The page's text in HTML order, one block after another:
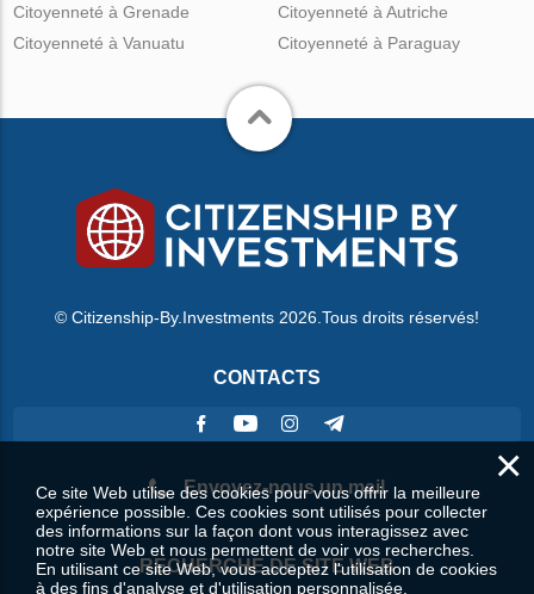
Citoyenneté à Grenade
Citoyenneté à Vanuatu
Citoyenneté à Autriche
Citoyenneté à Paraguay
© Citizenship-By.Investments 2026.Tous droits réservés!
CONTACTS
Envoyez-nous un mail
RECHERCHE DE SITE WEB
×
Ce site Web utilise des cookies pour vous offrir la meilleure
expérience possible. Ces cookies sont utilisés pour collecter
des informations sur la façon dont vous interagissez avec
notre site Web et nous permettent de voir vos recherches.
En utilisant ce site Web, vous acceptez l'utilisation de cookies
à des fins d'analyse et d'utilisation personnalisée.